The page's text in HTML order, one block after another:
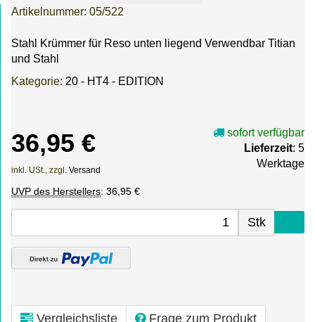
Artikelnummer: 05/522
Stahl Krümmer für Reso unten liegend Verwendbar Titian
und Stahl
Kategorie: 20 - HT4 - EDITION
36,95 €
inkl. USt., zzgl. Versand
UVP des Herstellers: 36,95 €
sofort verfügbar
Lieferzeit: 5
Werktage
Stk
Vergleichsliste Frage zum Produkt